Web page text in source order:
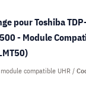
pour Toshiba
- Module
module compatible UHR